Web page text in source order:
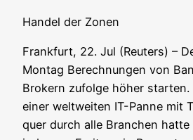
Han­del der Zonen
Frank­furt, 22. Jul (Reu­ters) –
Mon­tag Berech­nun­gen von
Bro­kern zufol­ge höher
einer welt­wei­ten IT-Pan­ne mit
quer durch alle Bran­chen